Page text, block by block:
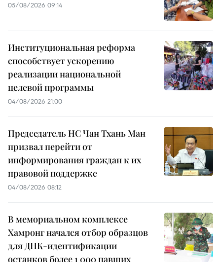
05/08/2026 09:14
Институциональная реформа
способствует ускорению
реализации национальной
целевой программы
04/08/2026 21:00
Председатель НС Чан Тхань Ман
призвал перейти от
информирования граждан к их
правовой поддержке
04/08/2026 08:12
В мемориальном комплексе
Хамронг начался отбор образцов
для ДНК-идентификации
останков более 1 000 павших